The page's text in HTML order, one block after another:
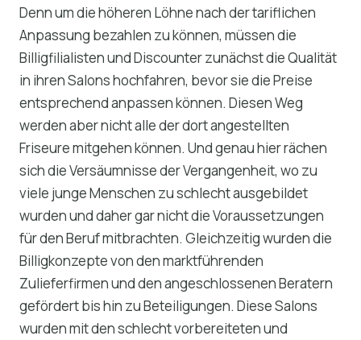
Denn um die höheren Löhne nach der tariflichen
Anpassung bezahlen zu können, müssen die
Billigfilialisten und Discounter zunächst die Qualität
in ihren Salons hochfahren, bevor sie die Preise
entsprechend anpassen können. Diesen Weg
werden aber nicht alle der dort angestellten
Friseure mitgehen können. Und genau hier rächen
sich die Versäumnisse der Vergangenheit, wo zu
viele junge Menschen zu schlecht ausgebildet
wurden und daher gar nicht die Voraussetzungen
für den Beruf mitbrachten. Gleichzeitig wurden die
Billigkonzepte von den marktführenden
Zulieferfirmen und den angeschlossenen Beratern
gefördert bis hin zu Beteiligungen. Diese Salons
wurden mit den schlecht vorbereiteten und